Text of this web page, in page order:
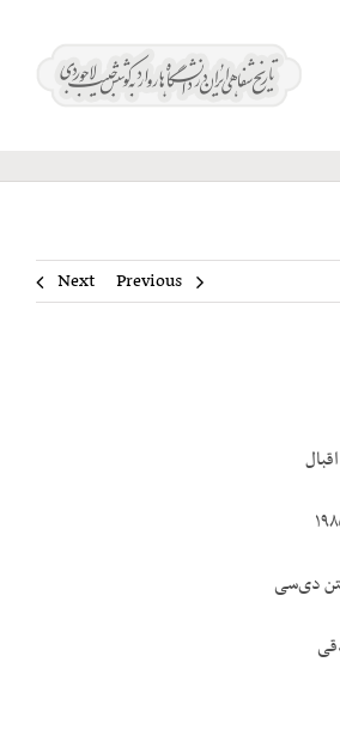
Previous
Next
دی‌سی